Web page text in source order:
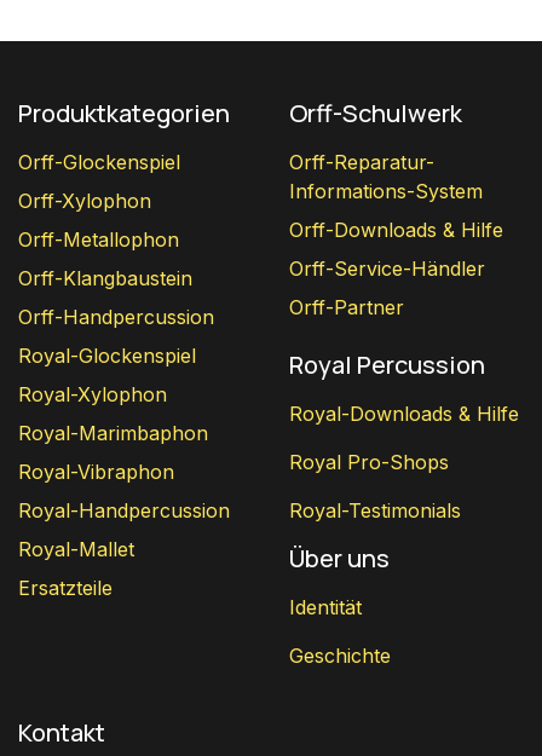
Produktkategorien
Orff-Glockenspiel
Orff-Xylophon
Orff-Metallophon
Orff-Klangbaustein
Orff-Handpercussion
Royal-Glockenspiel
Royal-Xylophon
Royal-Marimbaphon
Royal-Vibraphon
Royal-Handpercussion
Royal-Mallet
Ersatzteile
Orff-Schulwerk
Orff-Reparatur-
Informations-System
Orff-Downloads & Hilfe
Orff-Service-Händler
Orff-Partner
Royal Percussion
Royal-Downloads & Hilfe
Royal Pro-Shops
Royal-Testimonials
Über uns
Identität
Geschichte
Kontakt